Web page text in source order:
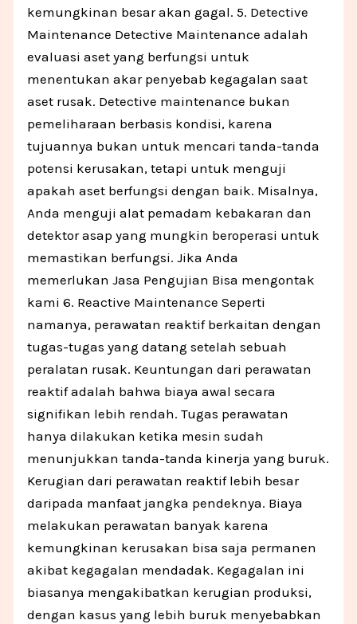
kemungkinan besar akan gagal. 5. Detective
Maintenance Detective Maintenance adalah
evaluasi aset yang berfungsi untuk
menentukan akar penyebab kegagalan saat
aset rusak. Detective maintenance bukan
pemeliharaan berbasis kondisi, karena
tujuannya bukan untuk mencari tanda-tanda
potensi kerusakan, tetapi untuk menguji
apakah aset berfungsi dengan baik. Misalnya,
Anda menguji alat pemadam kebakaran dan
detektor asap yang mungkin beroperasi untuk
memastikan berfungsi. Jika Anda
memerlukan Jasa Pengujian Bisa mengontak
kami 6. Reactive Maintenance Seperti
namanya, perawatan reaktif berkaitan dengan
tugas-tugas yang datang setelah sebuah
peralatan rusak. Keuntungan dari perawatan
reaktif adalah bahwa biaya awal secara
signifikan lebih rendah. Tugas perawatan
hanya dilakukan ketika mesin sudah
menunjukkan tanda-tanda kinerja yang buruk.
Kerugian dari perawatan reaktif lebih besar
daripada manfaat jangka pendeknya. Biaya
melakukan perawatan banyak karena
kemungkinan kerusakan bisa saja permanen
akibat kegagalan mendadak. Kegagalan ini
biasanya mengakibatkan kerugian produksi,
dengan kasus yang lebih buruk menyebabkan